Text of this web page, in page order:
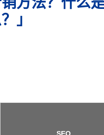
方法？什么
」